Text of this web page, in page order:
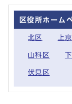
区役所ホーム
北区 上
山科区
伏見区